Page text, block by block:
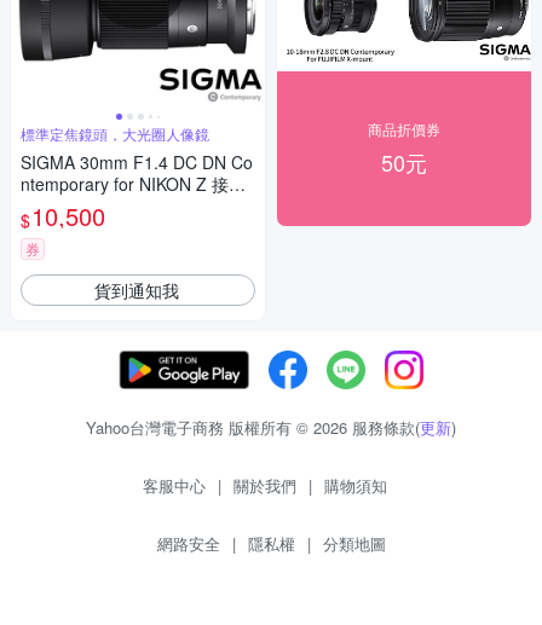
標準定焦鏡頭，大光圈人像鏡
SIGMA 30mm F1.4 DC DN Co
ntemporary for NIKON Z 接環
(公司貨) 標準大光圈定焦鏡 人
像鏡 APS-C 無反微單眼專用鏡
頭
$10,500
券
貨到通知我
商品折價券
50元
Yahoo台灣電子商務 版權所有 © 2026 服務條款(更新)
客服中心 | 關於我們 | 購物須知
網路安全 | 隱私權 | 分類地圖